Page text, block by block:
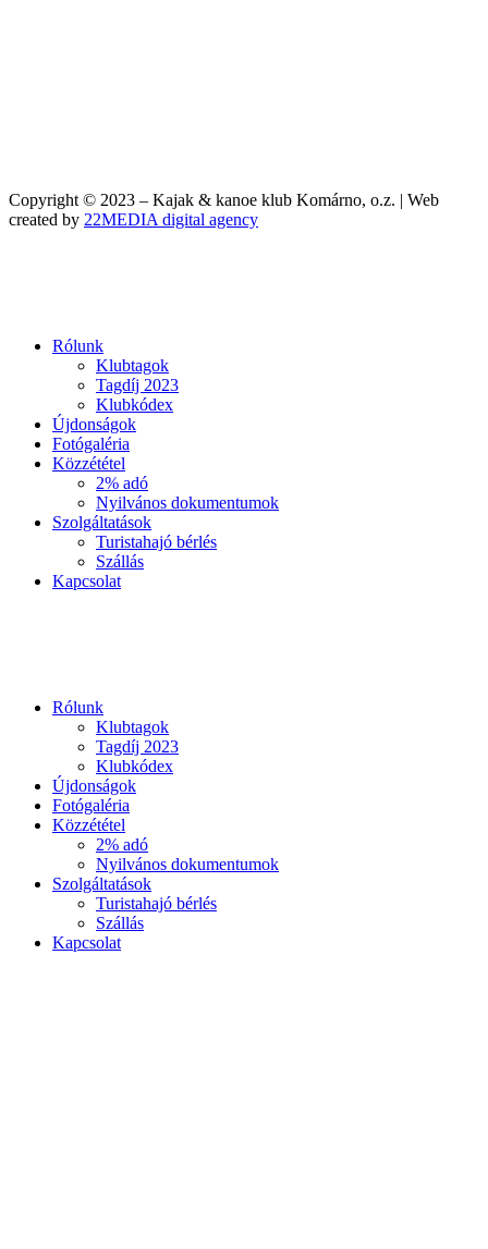
Copyright © 2023 – Kajak & kanoe klub Komárno, o.z. | Web
created by 22MEDIA digital agency
Rólunk
Klubtagok
Tagdíj 2023
Klubkódex
Újdonságok
Fotógaléria
Közzététel
2% adó
Nyilvános dokumentumok
Szolgáltatások
Turistahajó bérlés
Szállás
Kapcsolat
Rólunk
Klubtagok
Tagdíj 2023
Klubkódex
Újdonságok
Fotógaléria
Közzététel
2% adó
Nyilvános dokumentumok
Szolgáltatások
Turistahajó bérlés
Szállás
Kapcsolat